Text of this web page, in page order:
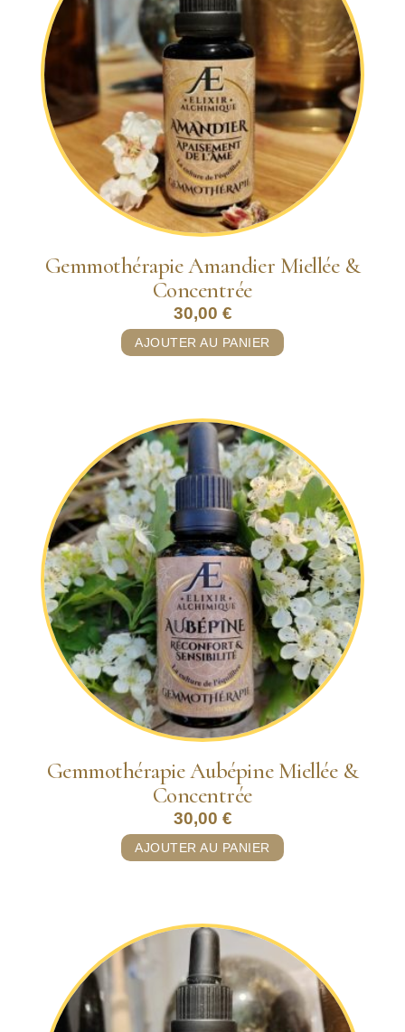
Gemmothérapie Amandier Miellée &
Concentrée
30,00 €
AJOUTER AU PANIER
Gemmothérapie Aubépine Miellée &
Concentrée
30,00 €
AJOUTER AU PANIER